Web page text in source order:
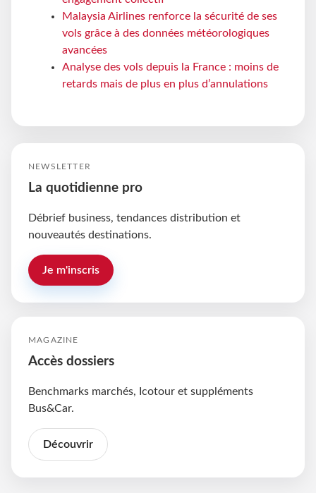
Malaysia Airlines renforce la sécurité de ses
vols grâce à des données météorologiques
avancées
Analyse des vols depuis la France : moins de
retards mais de plus en plus d’annulations
NEWSLETTER
La quotidienne pro
Débrief business, tendances distribution et
nouveautés destinations.
Je m'inscris
MAGAZINE
Accès dossiers
Benchmarks marchés, Icotour et suppléments
Bus&Car.
Découvrir